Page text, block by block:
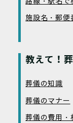
施設名・郵便
教えて！
葬儀の知識
葬儀のマナー
葬儀の費用・